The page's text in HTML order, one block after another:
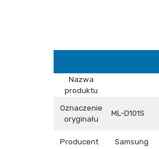
Nazwa
produktu
Oznaczenie
oryginału
ML-D101S
Producent Samsung